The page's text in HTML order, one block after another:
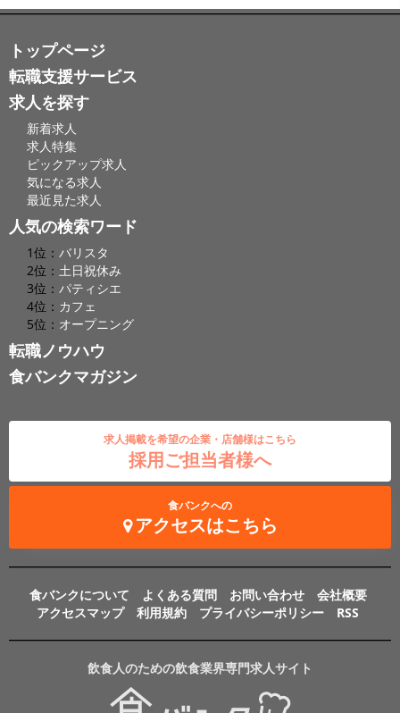
トップページ
転職支援サービス
求人を探す
新着求人
求人特集
ピックアップ求人
気になる求人
最近見た求人
人気の検索ワード
1位： バリスタ
2位： 土日祝休み
3位： パティシエ
4位： カフェ
5位： オープニング
転職ノウハウ
食バンクマガジン
求人掲載を希望の企業・店舗様はこちら
採用ご担当者様へ
食バンクへの
アクセスはこちら
食バンクについて よくある質問 お問い合わせ
会社概要
アクセスマップ
利用規約 プライバシーポリシー RSS
飲食人のための飲食業界専門求人サイト